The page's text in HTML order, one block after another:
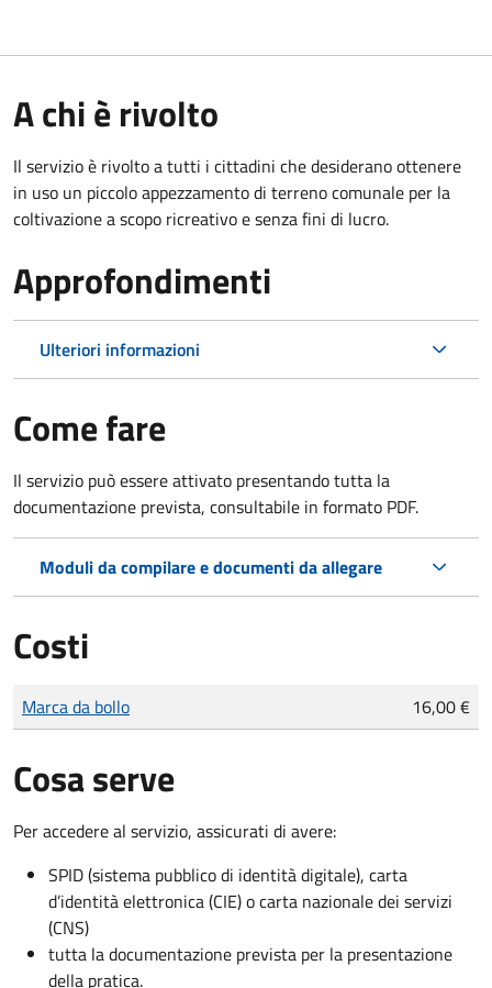
A chi è rivolto
Il servizio è rivolto a tutti i cittadini che desiderano ottenere
in uso un piccolo appezzamento di terreno comunale per la
coltivazione a scopo ricreativo e senza fini di lucro.
Approfondimenti
Ulteriori informazioni
Come fare
Il servizio può essere attivato presentando tutta la
documentazione prevista, consultabile in formato PDF.
Moduli da compilare e documenti da allegare
Costi
Tipo di pagamento
Importo
Marca da bollo 16,00 €
Cosa serve
Per accedere al servizio, assicurati di avere:
SPID (sistema pubblico di identità digitale), carta
d’identità elettronica (CIE) o carta nazionale dei servizi
(CNS)
tutta la documentazione prevista per la presentazione
della pratica.